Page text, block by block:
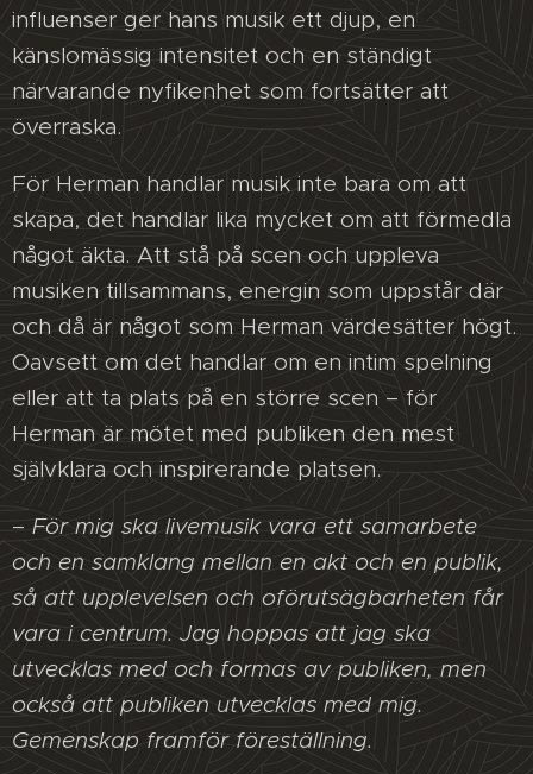
influenser ger hans musik ett djup, en
känslomässig intensitet och en ständigt
närvarande nyfikenhet som fortsätter att
överraska.
För Herman handlar musik inte bara om att
skapa, det handlar lika mycket om att förmedla
något äkta. Att stå på scen och uppleva
musiken tillsammans, energin som uppstår där
och då är något som Herman värdesätter högt.
Oavsett om det handlar om en intim spelning
eller att ta plats på en större scen – för
Herman är mötet med publiken den mest
självklara och inspirerande platsen.
– För mig ska livemusik vara ett samarbete
och en samklang mellan en akt och en publik,
så att upplevelsen och oförutsägbarheten får
vara i centrum. Jag hoppas att jag ska
utvecklas med och formas av publiken, men
också att publiken utvecklas med mig.
Gemenskap framför föreställning.